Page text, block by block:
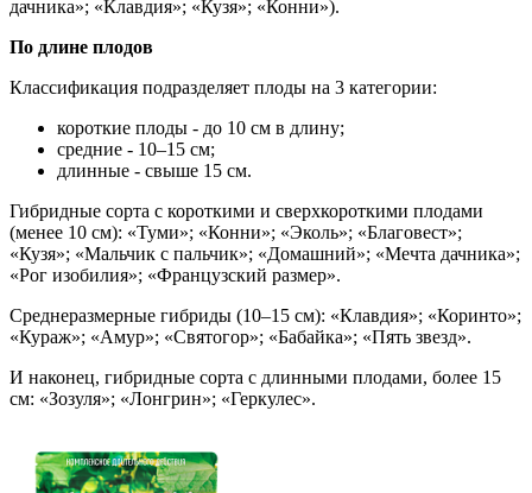
дачника»; «Клавдия»; «Кузя»; «Конни»).
По длине плодов
Классификация подразделяет плоды на 3 категории:
короткие плоды - до 10 см в длину;
средние - 10–15 см;
длинные - свыше 15 см.
Гибридные сорта с короткими и сверхкороткими плодами
(менее 10 см): «Туми»; «Конни»; «Эколь»; «Благовест»;
«Кузя»; «Мальчик с пальчик»; «Домашний»; «Мечта дачника»;
«Рог изобилия»; «Французский размер».
Среднеразмерные гибриды (10–15 см): «Клавдия»; «Коринто»;
«Кураж»; «Амур»; «Святогор»; «Бабайка»; «Пять звезд».
И наконец, гибридные сорта с длинными плодами, более 15
см: «Зозуля»; «Лонгрин»; «Геркулес».